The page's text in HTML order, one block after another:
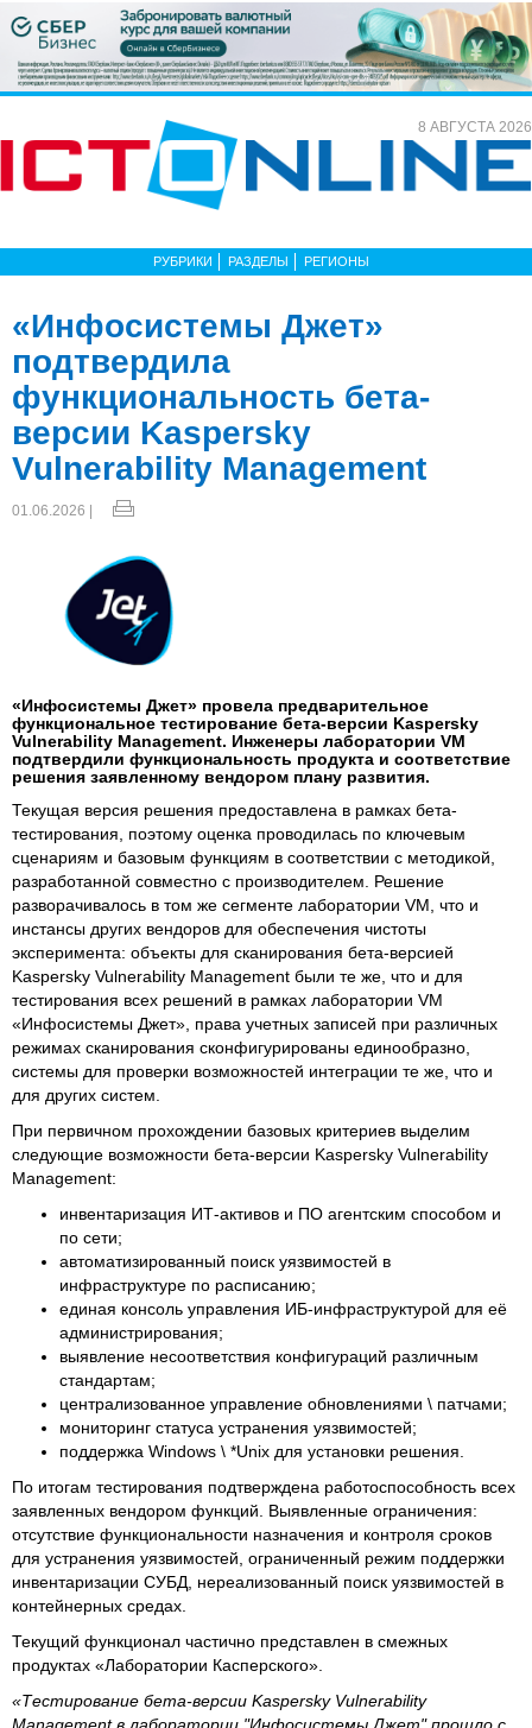
8 АВГУСТА 2026
РУБРИКИ РАЗДЕЛЫ РЕГИОНЫ
«Инфосистемы Джет»
подтвердила
функциональность бета-
версии Kaspersky
Vulnerability Management
01.06.2026 |
«Инфосистемы Джет» провела предварительное
функциональное тестирование бета-версии Kaspersky
Vulnerability Management. Инженеры лаборатории VM
подтвердили функциональность продукта и соответствие
решения заявленному вендором плану развития.
Текущая версия решения предоставлена в рамках бета-
тестирования, поэтому оценка проводилась по ключевым
сценариям и базовым функциям в соответствии с методикой,
разработанной совместно с производителем. Решение
разворачивалось в том же сегменте лаборатории VM, что и
инстансы других вендоров для обеспечения чистоты
эксперимента: объекты для сканирования бета-версией
Kaspersky Vulnerability Management были те же, что и для
тестирования всех решений в рамках лаборатории VM
«Инфосистемы Джет», права учетных записей при различных
режимах сканирования сконфигурированы единообразно,
системы для проверки возможностей интеграции те же, что и
для других систем.
При первичном прохождении базовых критериев выделим
следующие возможности бета-версии Kaspersky Vulnerability
Management:
инвентаризация ИТ-активов и ПО агентским способом и
по сети;
автоматизированный поиск уязвимостей в
инфраструктуре по расписанию;
единая консоль управления ИБ-инфраструктурой для её
администрирования;
выявление несоответствия конфигураций различным
стандартам;
централизованное управление обновлениями \ патчами;
мониторинг статуса устранения уязвимостей;
поддержка Windows \ *Unix для установки решения.
По итогам тестирования подтверждена работоспособность всех
заявленных вендором функций. Выявленные ограничения:
отсутствие функциональности назначения и контроля сроков
для устранения уязвимостей, ограниченный режим поддержки
инвентаризации СУБД, нереализованный поиск уязвимостей в
контейнерных средах.
Текущий функционал частично представлен в смежных
продуктах «Лаборатории Касперского».
«Тестирование бета-версии Kaspersky Vulnerability